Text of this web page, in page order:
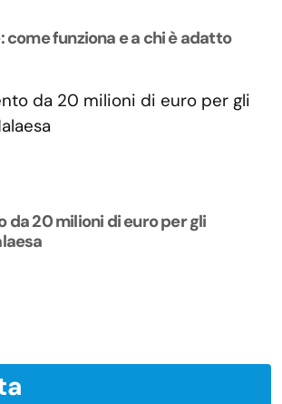
come funziona e a chi è adatto
da 20 milioni di euro per gli